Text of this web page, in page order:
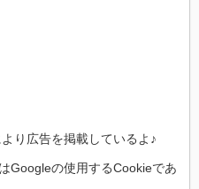
り広告を掲載しているよ♪
Googleの使用するCookieであ